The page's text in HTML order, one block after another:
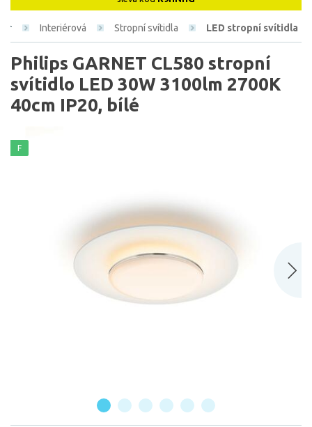
Interiérová Stropní svítidla LED stropní svítidla
Philips GARNET CL580 stropní
svítidlo LED 30W 3100lm 2700K
40cm IP20, bílé
F